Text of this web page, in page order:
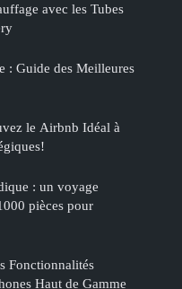
avec les Tubes
: Guide des Meilleures
le Airbnb Idéal à
: un voyage
pièces pour
Fonctionnalités
Haut de Gamme